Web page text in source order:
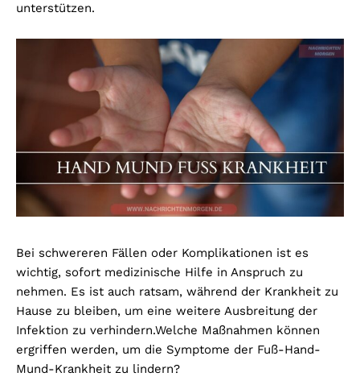
unterstützen.
Bei schwereren Fällen oder Komplikationen ist es
wichtig, sofort medizinische Hilfe in Anspruch zu
nehmen. Es ist auch ratsam, während der Krankheit zu
Hause zu bleiben, um eine weitere Ausbreitung der
Infektion zu verhindern.Welche Maßnahmen können
ergriffen werden, um die Symptome der Fuß-Hand-
Mund-Krankheit zu lindern?